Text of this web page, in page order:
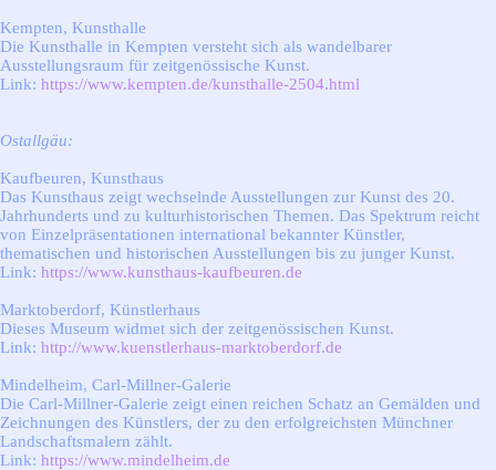
Kempten, Kunsthalle
Die Kunsthalle in Kempten versteht sich als wandelbarer
Ausstellungsraum für zeitgenössische Kunst.
Link: https://www.kempten.de/kunsthalle-2504.html
Ostallgäu:
Kaufbeuren, Kunsthaus
Das Kunsthaus zeigt wechselnde Ausstellungen zur Kunst des 20.
Jahrhunderts und zu kulturhistorischen Themen. Das Spektrum reicht
von Einzelpräsentationen international bekannter Künstler,
thematischen und historischen Ausstellungen bis zu junger Kunst.
Link: https://www.kunsthaus-kaufbeuren.de
Marktoberdorf, Künstlerhaus
Dieses Museum widmet sich der zeitgenössischen Kunst.
Link: http://www.kuenstlerhaus-marktoberdorf.de
Mindelheim, Carl-Millner-Galerie
Die Carl-Millner-Galerie zeigt einen reichen Schatz an Gemälden und
Zeichnungen des Künstlers, der zu den erfolgreichsten Münchner
Landschaftsmalern zählt.
Link: https://www.mindelheim.de